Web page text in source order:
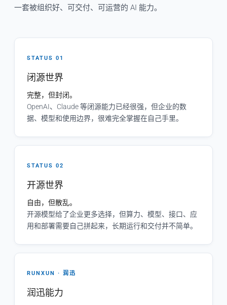
一套被组织好、可交付、可运营的 AI 能力。
STATUS 01
闭源世界
完整，但封闭。
OpenAI、Claude 等闭源能力已经很强，但企业的数
据、模型和使用边界，很难完全掌握在自己手里。
STATUS 02
开源世界
自由，但散乱。
开源模型给了企业更多选择，但算力、模型、接口、应
用和部署需要自己拼起来，长期运行和交付并不简单。
RUNXUN · 润迅
润迅能力